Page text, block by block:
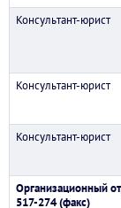
Консультант-юрист
Консультант-юрист
Консультант-юрист
Организационный
517-274 (факс)